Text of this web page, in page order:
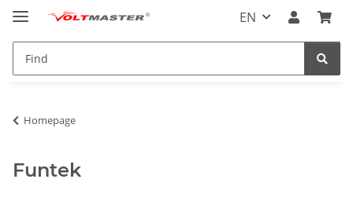
EN
Homepage
Funtek